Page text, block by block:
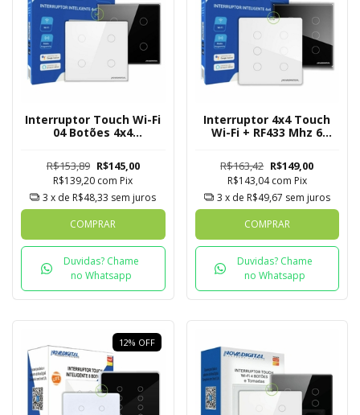
Interruptor Touch Wi-Fi
04 Botões 4x4
R$153,89 R$145,00
R$139,20 com Pix
3 x de R$48,33 sem juros
COMPRAR
Duvidas? Chame
no Whatsapp
Interruptor 4x4 Touch
Wi-Fi + RF433 Mhz 6
R$163,42 R$149,00
R$143,04com Pix
3 x de R$49,67 sem juros
COMPRAR
Duvidas? Chame
no Whatsapp
12% OFF